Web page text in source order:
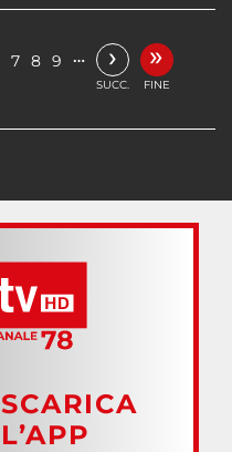
7 8 9 … ›
SUCC.
»
FINE
SCARICA
L’APP